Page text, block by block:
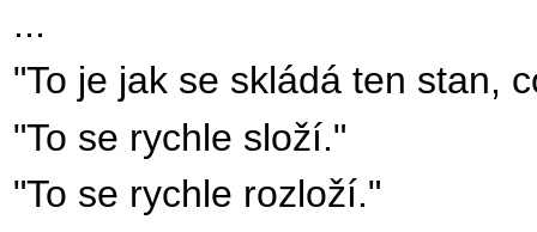
...
"To je jak se skládá ten stan,
"To se rychle složí."
"To se rychle rozloží."